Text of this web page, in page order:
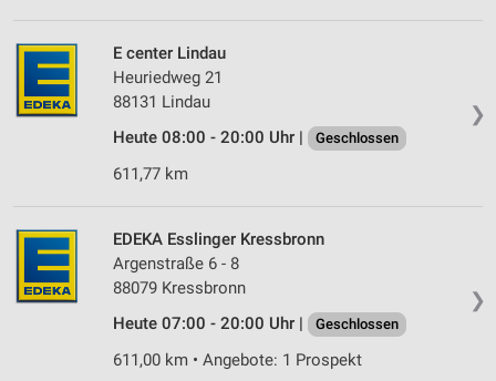
❯
E center Lindau
Heuriedweg 21
88131 Lindau
Heute 08:00 - 20:00 Uhr |
Geschlossen
611,77 km
❯
EDEKA Esslinger Kressbronn
Argenstraße 6 - 8
88079 Kressbronn
Heute 07:00 - 20:00 Uhr |
Geschlossen
611,00 km • Angebote: 1 Prospekt